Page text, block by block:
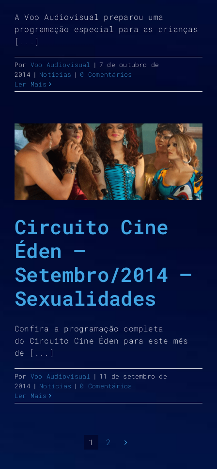
A Voo Audiovisual preparou uma
programação especial para as crianças
[...]
Por Voo Audiovisual | 7 de outubro de
2014 | Notícias | 0 Comentários
Ler Mais
Circuito Cine
Éden –
Setembro/2014 –
Sexualidades
Confira a programação completa
do Circuito Cine Éden para este mês
de [...]
Por Voo Audiovisual | 11 de setembro de
2014 | Notícias | 0 Comentários
Ler Mais
1 2